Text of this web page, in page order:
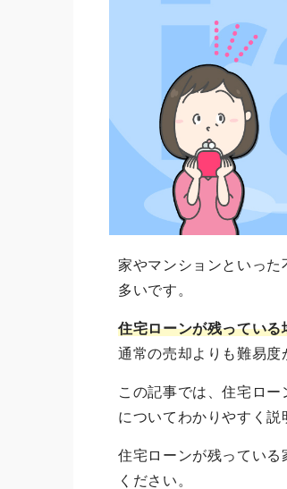
家やマンションといっ
多いです。
住宅ローンが残っている
通常の売却よりも難易度
この記事では、住宅ロ
についてわかりやすく説
住宅ローンが残ってい
ください。